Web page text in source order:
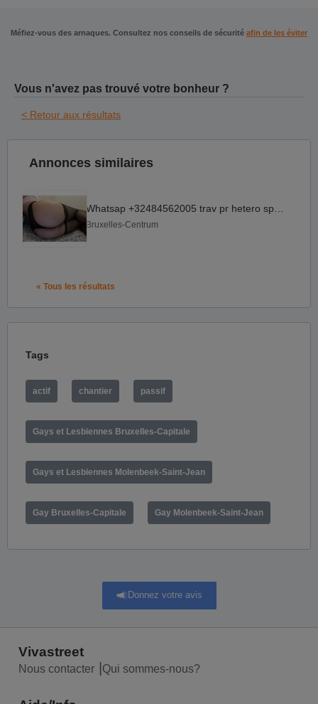
Méfiez-vous des arnaques. Consultez nos conseils de sécurité afin de les éviter
Vous n'avez pas trouvé votre bonheur ?
< Retour aux résultats
Annonces similaires
Bruxelles-Centrum
« Tous les résultats
Tags
actif chantier passif
Gays et Lesbiennes Bruxelles-Capitale
Gays et Lesbiennes Molenbeek-Saint-Jean
Gay Bruxelles-Capitale Gay Molenbeek-Saint-Jean
Donnez votre avis
Vivastreet
Nous contacter Qui sommes-nous?